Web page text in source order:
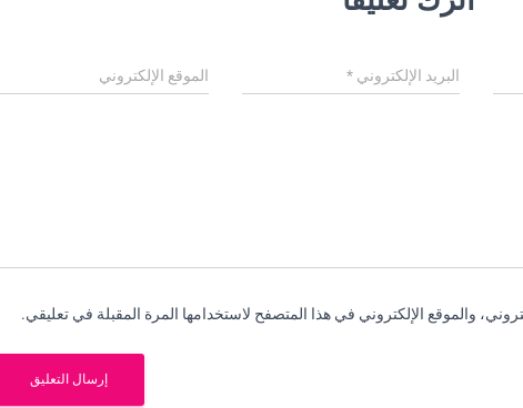
البريد الإلكتروني* الموقع الإلكتروني
والموقع الإلكتروني في هذا المتصفح لاستخدامها المرة المقبلة في تعليقي.